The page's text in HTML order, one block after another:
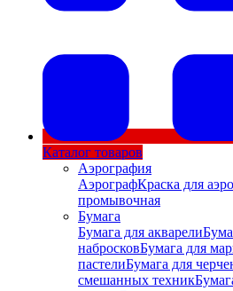
Каталог товаров
Аэрография
АэрографКраска для
промывочная
Бумага
Бумага для акварели
набросковБумага для
пастелиБумага для
смешанных техник